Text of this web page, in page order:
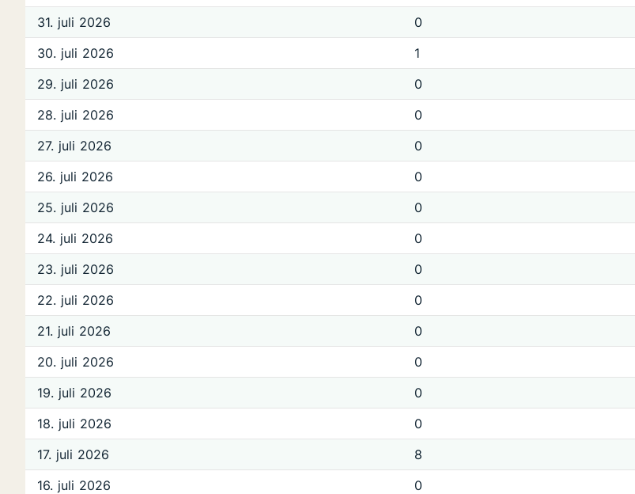
31. juli 2026
0
30. juli 2026
1
29. juli 2026
0
28. juli 2026
0
27. juli 2026
0
26. juli 2026
0
25. juli 2026
0
24. juli 2026
0
23. juli 2026
0
22. juli 2026
0
21. juli 2026
0
20. juli 2026
0
19. juli 2026
0
18. juli 2026
0
17. juli 2026
8
16. juli 2026
0